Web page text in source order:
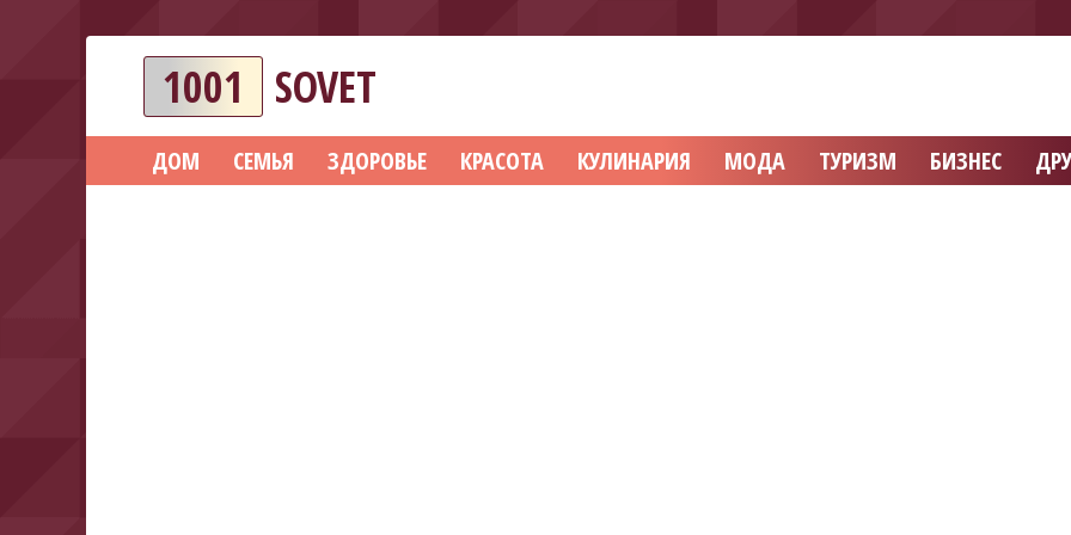
1001 SOVET
ДОМ СЕМЬЯ ЗДОРОВЬЕ КРАСОТА КУЛИНАРИЯ МОДА ТУРИЗМ БИЗНЕС